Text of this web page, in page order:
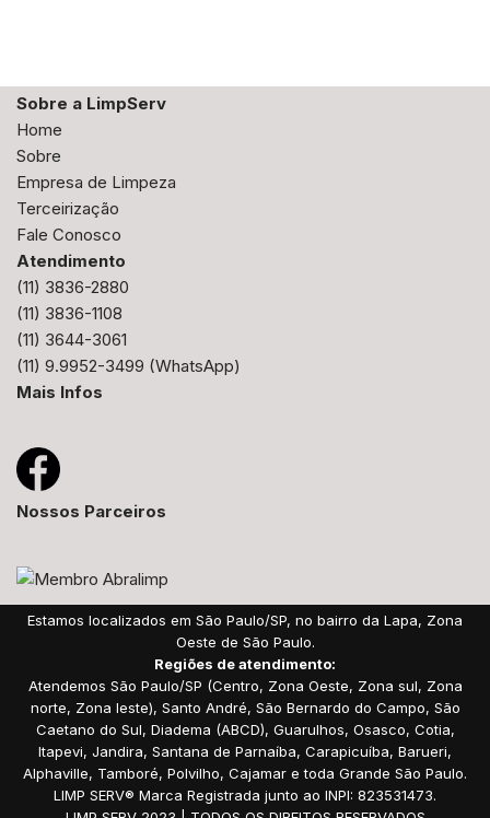
Sobre a LimpServ
Home
Sobre
Empresa de Limpeza
Terceirização
Fale Conosco
Atendimento
(11) 3836-2880
(11) 3836-1108
(11) 3644-3061
(11) 9.9952-3499 (WhatsApp)
Mais Infos
Nossos Parceiros
Estamos localizados em São Paulo/SP, no bairro da Lapa, Zona
Oeste de São Paulo.
Regiões de atendimento:
Atendemos São Paulo/SP (Centro, Zona Oeste, Zona sul, Zona
norte, Zona leste), Santo André, São Bernardo do Campo, São
Caetano do Sul, Diadema (ABCD), Guarulhos, Osasco, Cotia,
Itapevi, Jandira, Santana de Parnaíba, Carapicuíba, Barueri,
Alphaville, Tamboré, Polvilho, Cajamar e toda Grande São Paulo.
LIMP SERV® Marca Registrada junto ao INPI: 823531473.